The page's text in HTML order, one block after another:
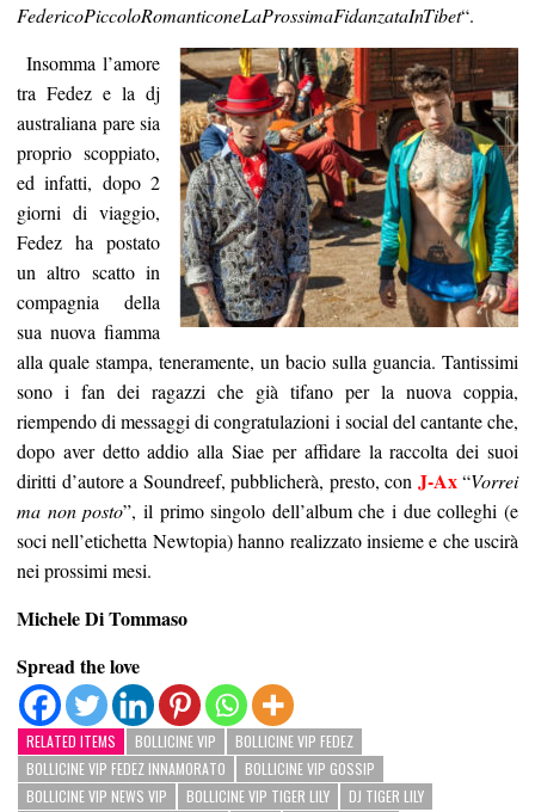
FedericoPiccoloRomanticoneLaProssimaFidanzataInTibet“.
Insomma l’amore
tra Fedez e la dj
australiana pare sia
proprio scoppiato,
ed infatti, dopo 2
giorni di viaggio,
Fedez ha postato
un altro scatto in
compagnia della
sua nuova fiamma
alla quale stampa, teneramente, un bacio sulla guancia. Tantissimi
sono i fan dei ragazzi che già tifano per la nuova coppia,
riempendo di messaggi di congratulazioni i social del cantante che,
dopo aver detto addio alla Siae per affidare la raccolta dei suoi
diritti d’autore a Soundreef, pubblicherà, presto, con J-Ax“Vorrei
ma non posto”, il primo singolo dell’album che i due colleghi (e
soci nell’etichetta Newtopia) hanno realizzato insieme e che uscirà
nei prossimi mesi.
Michele Di Tommaso
Spread the love
RELATED ITEMS BOLLICINE VIP
BOLLICINE VIP FEDEZ
BOLLICINE VIP FEDEZ INNAMORATO
BOLLICINE VIP GOSSIP
BOLLICINE VIP NEWS VIP
BOLLICINE VIP TIGER LILY
DJ TIGER LILY